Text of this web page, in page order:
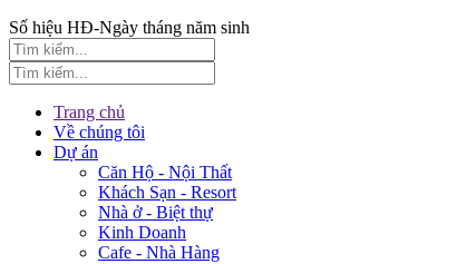
Số hiệu HĐ-Ngày tháng năm sinh
Trang chủ
Về chúng tôi
Dự án
Căn Hộ - Nội Thất
Khách Sạn - Resort
Nhà ở - Biệt thự
Kinh Doanh
Cafe - Nhà Hàng